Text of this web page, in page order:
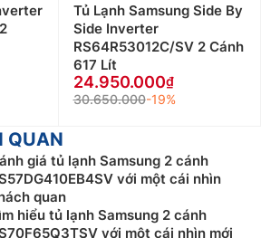
Tủ Lạnh Samsung Side By
Side Inverter
RS64R53012C/SV 2 Cánh
617 Lít
24.950.000
30.650.000-19%
QUAN
giá tủ lạnh Samsung 2 cánh
với một cái nhìn
quan
hiểu tủ lạnh Samsung 2 cánh
với một cái nhìn mới